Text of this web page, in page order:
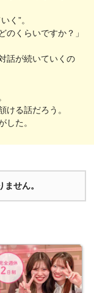
く”。
のくらいですか？」
話が続いていくの
ける話だろう。
した。
せん。